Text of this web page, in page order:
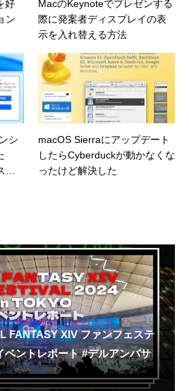
好
ン
MacのKeynoteでプレゼンする
際に発案者ディスプレイの表
示を入れ替える方法
シ
macOS Sierraにアップデート
したらCyberduckが動かなくな
ったけど解決した
FANTASY XIV ファンフェステ
ベントレポート #デルアンバサ